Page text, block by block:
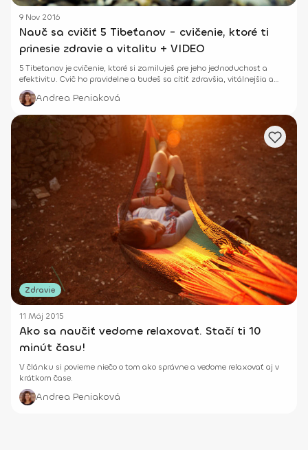
9 Nov 2016
Nauč sa cvičiť 5 Tibeťanov - cvičenie, ktoré ti
prinesie zdravie a vitalitu + VIDEO
5 Tibeťanov je cvičenie, ktoré si zamiluješ pre jeho jednoduchosť a
efektivitu. Cvič ho pravidelne a budeš sa cítiť zdravšia, vitálnejšia a
krajšia!
Andrea Peniaková
Zdravie
11 Máj 2015
Ako sa naučiť vedome relaxovať. Stačí ti 10
minút času!
V článku si povieme niečo o tom ako správne a vedome relaxovať aj v
krátkom čase.
Andrea Peniaková